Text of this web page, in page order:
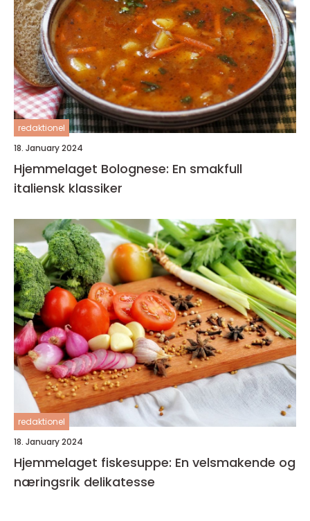
redaktionel
18. January 2024
Hjemmelaget Bolognese: En smakfull
italiensk klassiker
redaktionel
18. January 2024
Hjemmelaget fiskesuppe: En velsmakende og
næringsrik delikatesse